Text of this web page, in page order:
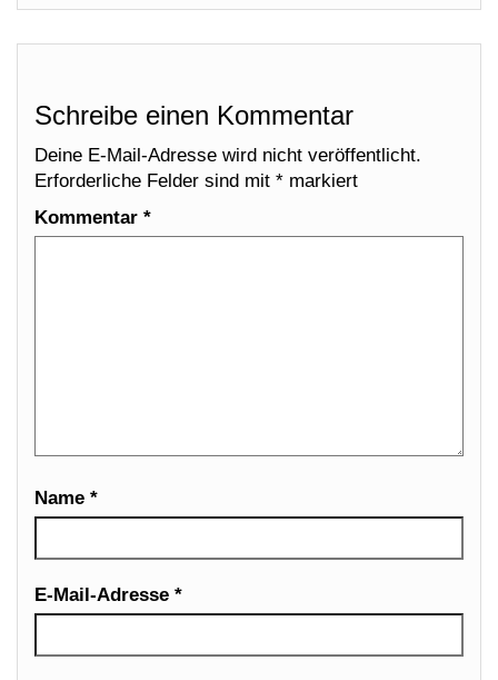
Schreibe einen Kommentar
Deine E-Mail-Adresse wird nicht veröffentlicht.
Erforderliche Felder sind mit * markiert
Kommentar *
Name *
E-Mail-Adresse *